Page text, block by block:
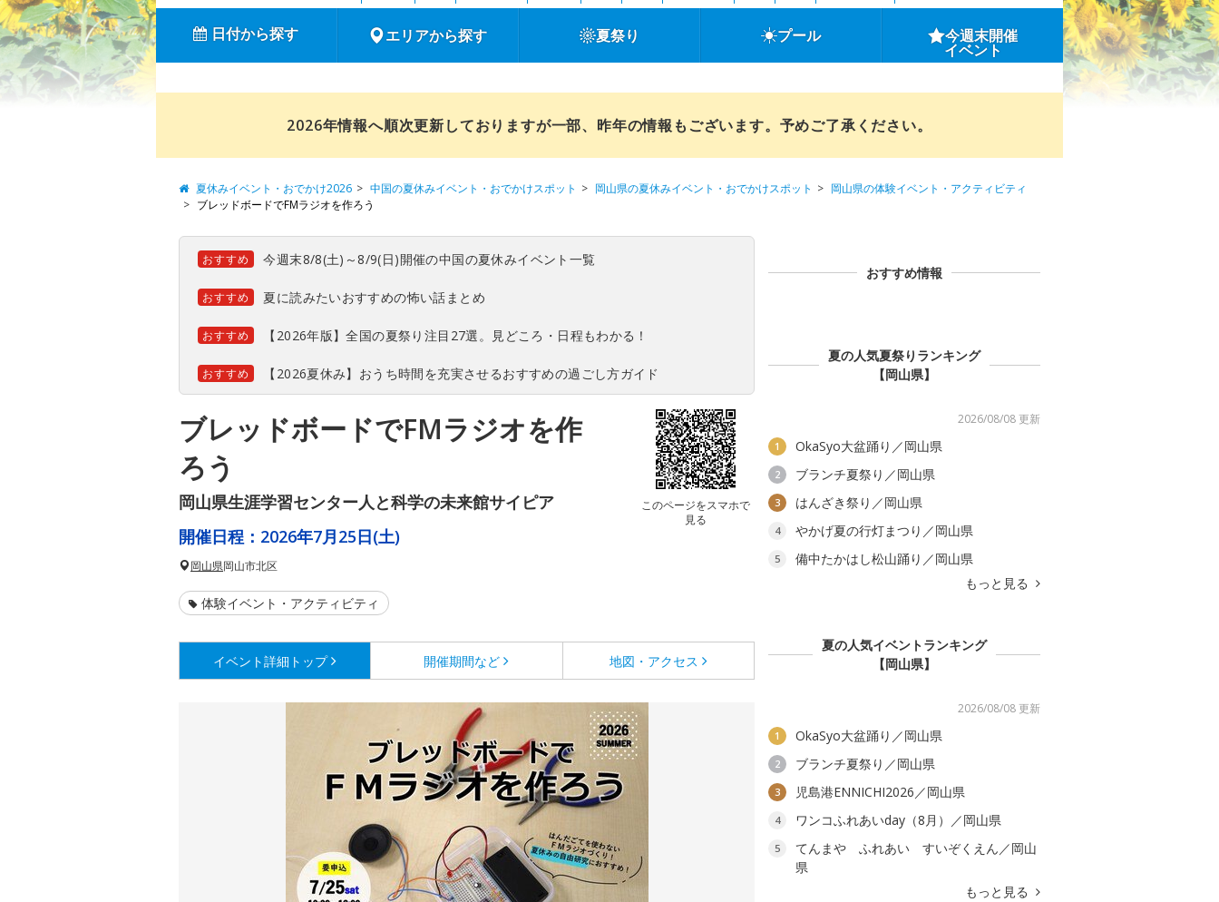
日付から探す エリアから探す 夏祭り プール 今週末開催
イベント
2026年情報へ順次更新しておりますが一部、昨年の情報もございます。予めご了承ください。
夏休みイベント・おでかけ2026 中国の夏休みイベント・おでかけスポット 岡山県の夏休みイベント・おでかけスポット
岡山県の体験イベント・アクティビティ
ブレッドボードでFMラジオを作ろう
おすすめ 今週末8/8(土)～8/9(日)開催の中国の夏休みイベント一覧
おすすめ 夏に読みたいおすすめの怖い話まとめ
おすすめ 【2026年版】全国の夏祭り注目27選。見どころ・日程もわかる！
おすすめ 【2026夏休み】おうち時間を充実させるおすすめの過ごし方ガイド
ブレッドボードでFMラジオを作
ろう
岡山県生涯学習センター人と科学の未来館サイピア
このページをスマホで
見る
開催日程： 2026年7月25日(土)
岡山県岡山市北区
体験イベント・アクティビティ
イベント詳細 トップ 開催期間など 地図・アクセス
おすすめ情報
夏の人気夏祭りランキング
【岡山県】
2026/08/08 更新
1 OkaSyo大盆踊り／岡山県
2 ブランチ夏祭り／岡山県
3 はんざき祭り／岡山県
4 やかげ夏の行灯まつり／岡山県
5
備中たかはし松山踊り／岡山県
もっと見る
夏の人気イベントランキング
【岡山県】
2026/08/08 更新
1 OkaSyo大盆踊り／岡山県
2 ブランチ夏祭り／岡山県
3 児島港ENNICHI2026／岡山県
4 ワンコふれあいday（8月）／岡山県
5
てんまや ふれあい すいぞくえん／岡山
県
もっと見る